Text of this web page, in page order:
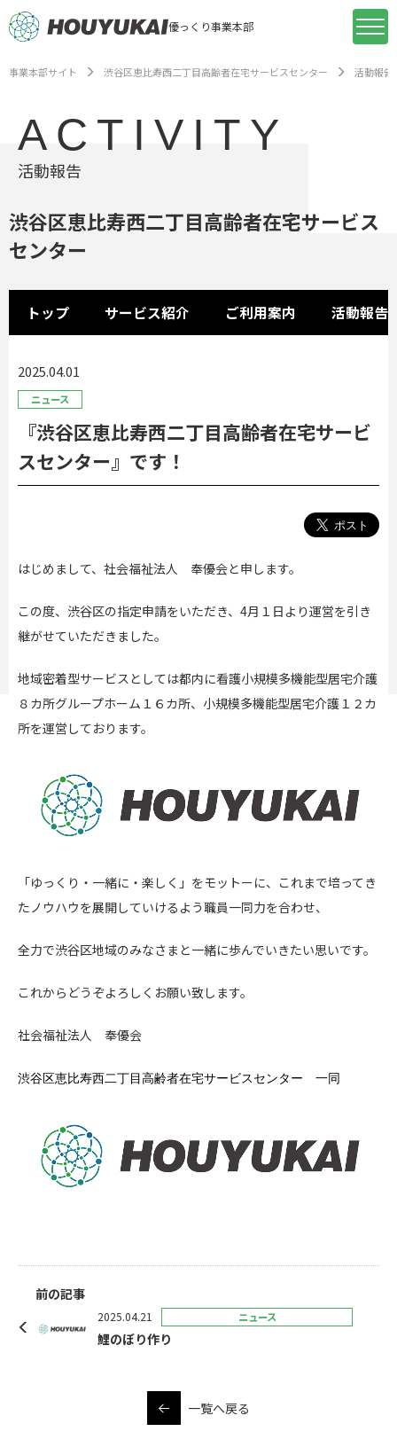
優っくり事業本部
事業本部サイト 渋谷区恵比寿西二丁目高齢者在宅サービスセンター 活動報告
ACTIVITY
活動報告
渋谷区恵比寿西二丁目高齢者在宅サービス
センター
トップ サービス紹介 ご利用案内 活動報告
2025.04.01
ニュース
『渋谷区恵比寿西二丁目高齢者在宅サービ
スセンター』です！
はじめまして、社会福祉法人 奉優会と申します。
この度、渋谷区の指定申請をいただき、4月１日より運営を引き
継がせていただきました。
地域密着型サービスとしては都内に看護小規模多機能型居宅介護
８カ所グループホーム１６カ所、小規模多機能型居宅介護１２カ
所を運営しております。
「ゆっくり・一緒に・楽しく」をモットーに、これまで培ってき
たノウハウを展開していけるよう職員一同力を合わせ、
全力で渋谷区地域のみなさまと一緒に歩んでいきたい思いです。
これからどうぞよろしくお願い致します。
社会福祉法人 奉優会
渋谷区恵比寿西二丁目高齢者在宅サービスセンター 一同
前の記事
2025.04.21 ニュース
鯉のぼり作り
一覧へ戻る